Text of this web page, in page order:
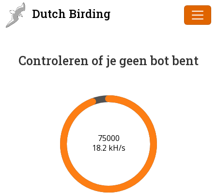
Dutch Birding
Controleren of je geen bot bent
77000
18.3 kH/s